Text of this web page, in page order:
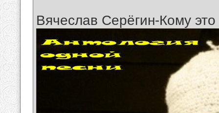
Вячеслав Серёгин-Кому